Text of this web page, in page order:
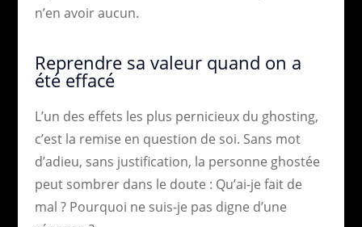
n’en avoir aucun.
Reprendre sa valeur quand on a
été effacé
L’un des effets les plus pernicieux du ghosting,
c’est la remise en question de soi. Sans mot
d’adieu, sans justification, la personne ghostée
peut sombrer dans le doute : Qu’ai-je fait de
mal ? Pourquoi ne suis-je pas digne d’une